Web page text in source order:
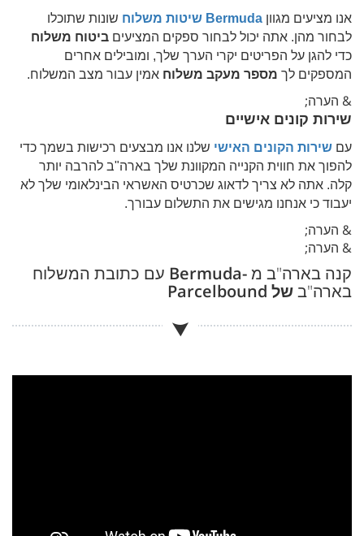
אנו מציעים מגוון Bermuda שיטות משלוח שונות שתוכלו
לבחור מהן. אתה יכול לבחור ספקים המציעים ביטוח משלוח
כדי להגן על הפריטים יקרי הערך שלך, ומובילים אחרים
המספקים לך מספר מעקב משלוח אמין עבור מצב המשלוח.
& הערה;
שירות קונים אישיים
עם שירות הקונים האישי שלנו אנו מבצעים רכישות בשמך כדי
להפוך את חווית הקנייה המקוונת שלך בארה"ב להרבה יותר
קלה. אתה לא צריך לדאוג שכרטיס האשראי הבינלאומי שלך לא
יעבוד כי אנחנו מגישים את התשלום עבורך.
& הערה;
& הערה;
קנה בארה"ב מ-Bermuda
עם כתובת המשלוח
בארה"בשל Parcelbound